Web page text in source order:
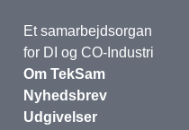
Et samarbejdsorgan
for DI og CO-Industri
Om TekSam
Nyhedsbrev
Udgivelser